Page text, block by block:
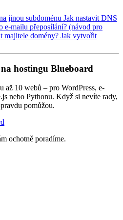
jinou subdoménu Jak nastavit DNS
e-mailu přeposílání? (návod pro
majitele domény? Jak vytvořit
hostingu Blueboard
až 10 webů – pro WordPress, e-
nebo Pythonu. Když si nevíte rady,
pomůžou.
ochotně poradíme.